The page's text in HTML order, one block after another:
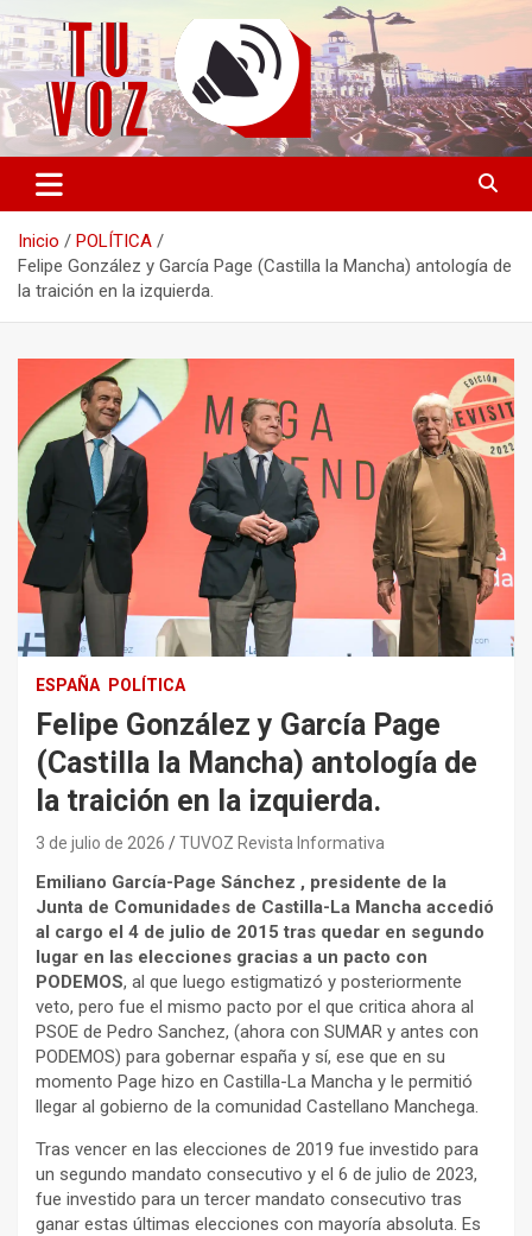
Saltar
contenido
TU VOZ
Información PLURAL y LIBRE
Inicio
POLÍTICA
Felipe González y García Page (Castilla la Mancha) antología de
la traición en la izquierda.
ESPAÑA POLÍTICA
Felipe González y García Page
(Castilla la Mancha) antología de
la traición en la izquierda.
3 de julio de 2026 TUVOZ Revista Informativa
Emiliano García-Page Sánchez , presidente de la
Junta de Comunidades de Castilla-La Mancha accedió
al cargo el 4 de julio de 2015 tras quedar en segundo
lugar en las elecciones gracias a un pacto con
PODEMOS, al que luego estigmatizó y posteriormente
veto, pero fue el mismo pacto por el que critica ahora al
PSOE de Pedro Sanchez, (ahora con SUMAR y antes con
PODEMOS) para gobernar españa y sí, ese que en su
momento Page hizo en Castilla-La Mancha y le permitió
llegar al gobierno de la comunidad Castellano Manchega.
Tras vencer en las elecciones de 2019 fue investido para
un segundo mandato consecutivo y el 6 de julio de 2023,
fue investido para un tercer mandato consecutivo tras
ganar estas últimas elecciones con mayoría absoluta. Es